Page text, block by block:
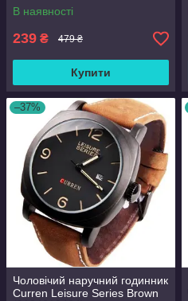
В наявності
239 ₴ 479 ₴
Купити
–37%
Чоловічий наручний годинник
Curren Leisure Series Brown